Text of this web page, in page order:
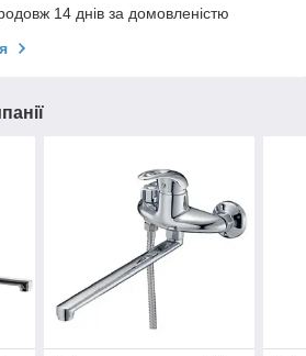
14 днів за домовленістю